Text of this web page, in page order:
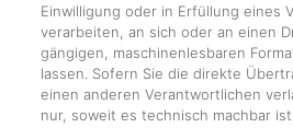
Einwilligung oder in Erfüllung eines
verarbeiten, an sich oder an einen
gängigen, maschinenlesbaren
lassen. Sofern Sie die direkte
einen anderen Verantwortlichen
nur, soweit es technisch machbar ist.